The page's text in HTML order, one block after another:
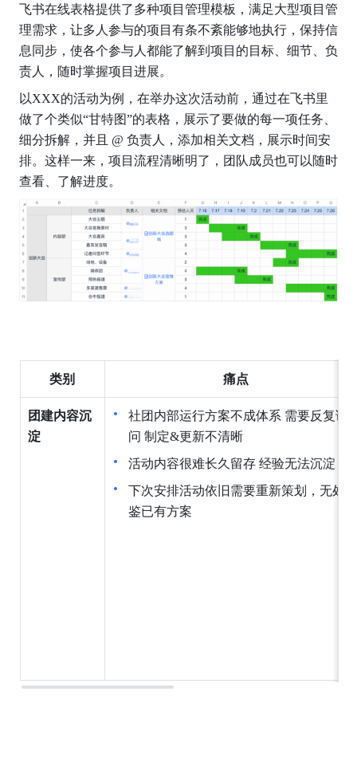
飞书在线表格提供了多种项目管理模板，满足大型项目管
理需求，让多人参与的项目有条不紊能够地执行，保持信
息同步，使各个参与人都能了解到项目的目标、细节、负
责人，随时掌握项目进展。
以XXX的活动为例，在举办这次活动前，通过在飞书里
做了个类似“甘特图”的表格，展示了要做的每一项任务、
细分拆解，并且 @ 负责人，添加相关文档，展示时间安
排。这样一来，项目流程清晰明了，团队成员也可以随时
查看、了解进度。
类别 痛点
团建内容沉
淀
社团内部运行方案不成体系 需要反复询
问 制定&更新不清晰
活动内容很难长久留存 经验无法沉淀
下次安排活动依旧需要重新策划，无处借
鉴已有方案